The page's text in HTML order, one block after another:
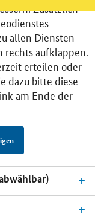
und Energie
Zusätzlich
allen Diensten
rechts aufklappen.
erteilen oder
dazu bitte diese
am Ende der